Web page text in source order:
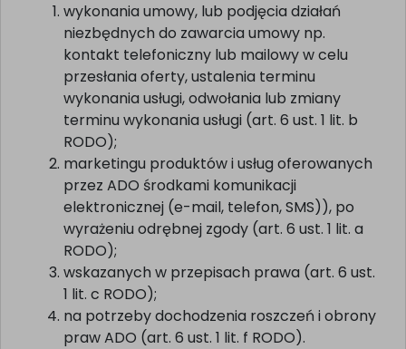
wykonania umowy, lub podjęcia działań
niezbędnych do zawarcia umowy np.
kontakt telefoniczny lub mailowy w celu
przesłania oferty, ustalenia terminu
wykonania usługi, odwołania lub zmiany
terminu wykonania usługi (art. 6 ust. 1 lit. b
RODO);
marketingu produktów i usług oferowanych
przez ADO środkami komunikacji
elektronicznej (e-mail, telefon, SMS)), po
wyrażeniu odrębnej zgody (art. 6 ust. 1 lit. a
RODO);
wskazanych w przepisach prawa (art. 6 ust.
1 lit. c RODO);
na potrzeby dochodzenia roszczeń i obrony
praw ADO (art. 6 ust. 1 lit. f RODO).